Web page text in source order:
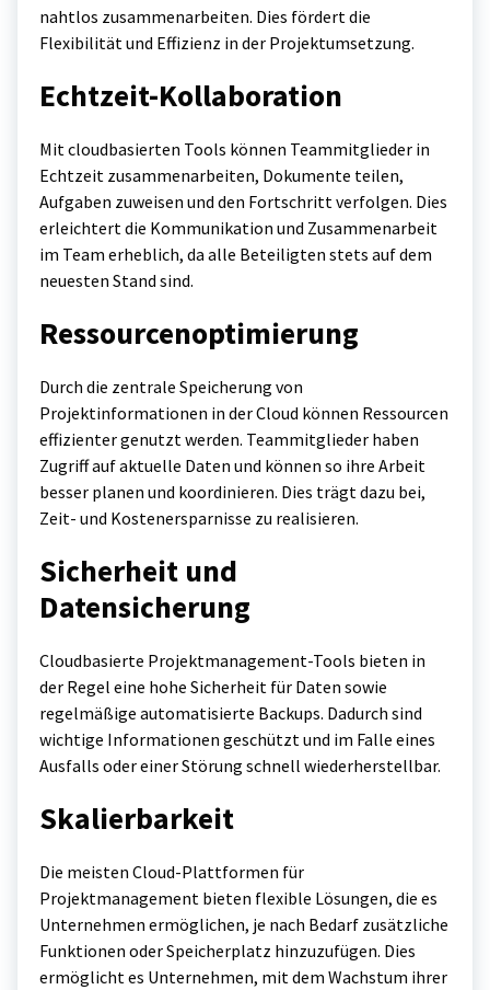
nahtlos zusammenarbeiten. Dies fördert die
Flexibilität und Effizienz in der Projektumsetzung.
Echtzeit-Kollaboration
Mit cloudbasierten Tools können Teammitglieder in
Echtzeit zusammenarbeiten, Dokumente teilen,
Aufgaben zuweisen und den Fortschritt verfolgen. Dies
erleichtert die Kommunikation und Zusammenarbeit
im Team erheblich, da alle Beteiligten stets auf dem
neuesten Stand sind.
Ressourcenoptimierung
Durch die zentrale Speicherung von
Projektinformationen in der Cloud können Ressourcen
effizienter genutzt werden. Teammitglieder haben
Zugriff auf aktuelle Daten und können so ihre Arbeit
besser planen und koordinieren. Dies trägt dazu bei,
Zeit- und Kostenersparnisse zu realisieren.
Sicherheit und
Datensicherung
Cloudbasierte Projektmanagement-Tools bieten in
der Regel eine hohe Sicherheit für Daten sowie
regelmäßige automatisierte Backups. Dadurch sind
wichtige Informationen geschützt und im Falle eines
Ausfalls oder einer Störung schnell wiederherstellbar.
Skalierbarkeit
Die meisten Cloud-Plattformen für
Projektmanagement bieten flexible Lösungen, die es
Unternehmen ermöglichen, je nach Bedarf zusätzliche
Funktionen oder Speicherplatz hinzuzufügen. Dies
ermöglicht es Unternehmen, mit dem Wachstum ihrer